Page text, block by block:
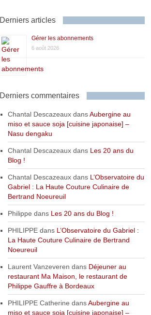
Derniers articles
Gérer les abonnements
6 août 2026
Derniers commentaires
Chantal DescazeauxdansAubergine au
miso et sauce soja [cuisine japonaise] –
Nasu dengaku
Chantal Descazeauxdans Les 20 ans du
Blog !
Chantal Descazeauxdans L’Observatoire du
Gabriel : La Haute Couture Culinaire de
Bertrand Noeureuil
Philippe dans Les 20 ans du Blog !
PHILIPPEdans L’Observatoire du Gabriel :
La Haute Couture Culinaire de Bertrand
Noeureuil
Laurent Vanzeveren dans Déjeuner au
restaurant Ma Maison, le restaurant de
Philippe Gauffre à Bordeaux
PHILIPPE Catherine dansAubergine au
miso et sauce soja [cuisine japonaise] –